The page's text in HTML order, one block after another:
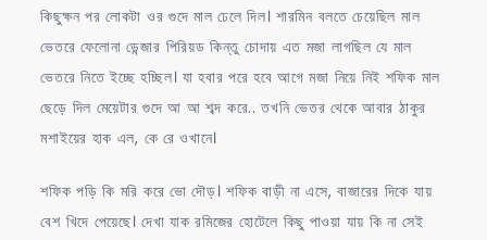
কিছুক্ষন পর লোকটা ওর গুদে মাল ঢেলে দিল। শারমিন বলতে চেয়েছিল মাল
ভেতরে ফেলোনা ডেন্জার পিরিয়ড কিন্তু চোদায় এত মজা লাগছিল যে মাল
ভেতরে নিতে ইচ্ছে হচ্ছিল। যা হবার পরে হবে আগে মজা নিয়ে নিই শফিক মাল
ছেড়ে দিল মেয়েটার গুদে আ আ শব্দ করে.. তখনি ভেতর থেকে আবার ঠাকুর
মশাইয়ের হাক এল, কে রে ওখানে।
শফিক পড়ি কি মরি করে ভো দৌড়। শফিক বাড়ী না এসে, বাজারের দিকে যায়
বেশ খিদে পেয়েছে। দেখা যাক রমিজের হোটেলে কিছু পাওয়া যায় কি না সেই